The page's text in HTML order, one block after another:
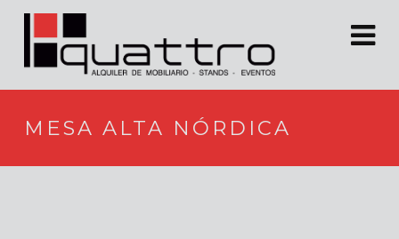
MESA ALTA NÓRDICA